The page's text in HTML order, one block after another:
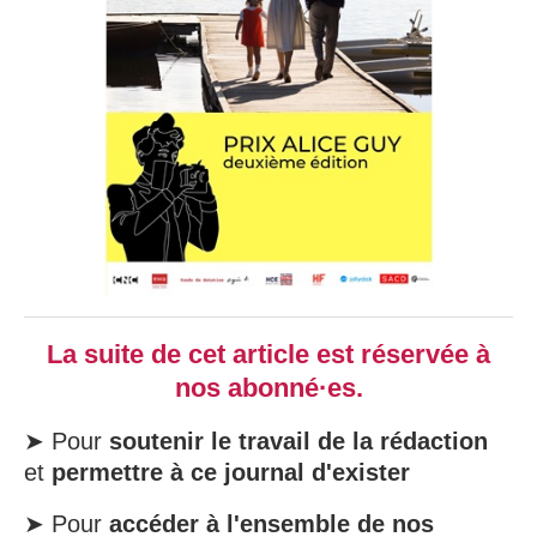
La suite de cet article est réservée à
nos abonné·es.
➤ Pour soutenir le travail de la rédaction
et permettre à ce journal d'exister
➤ Pour accéder à l'ensemble de nos